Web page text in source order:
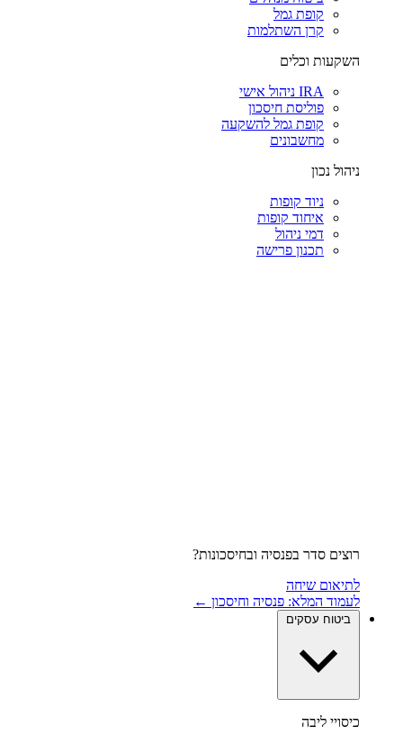
קופת גמל
קרן השתלמות
השקעות וכלים
IRA ניהול אישי
פוליסת חיסכון
קופת גמל להשקעה
מחשבונים
ניהול נכון
ניוד קופות
איחוד קופות
דמי ניהול
תכנון פרישה
רוצים סדר בפנסיה ובחיסכונות?
לתיאום שיחה
לעמוד המלא: פנסיה וחיסכון ←
ביטוח עסקים
כיסויי ליבה